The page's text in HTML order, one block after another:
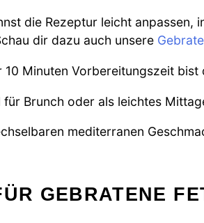
die Rezeptur leicht anpassen,
dir dazu auch unsere
10 Minuten Vorbereitungszeit
für Brunch oder als leichtes
mediterranen
GEBRATENE